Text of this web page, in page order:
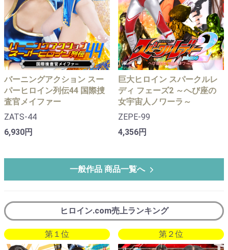
バーニングアクション スー
パーヒロイン列伝44 国際捜
査官メイファー
ZATS-44
6,930円
巨大ヒロイン スパークルレ
ディ フェーズ2 ～へび座の
女宇宙人ノワーラ～
ZEPE-99
4,356円
一般作品 商品一覧へ
ヒロイン.com売上ランキング
第１位 第２位